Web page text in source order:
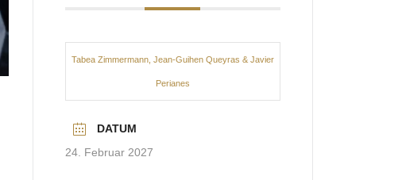
Tabea Zimmermann, Jean-Guihen Queyras & Javier
Perianes
DATUM
24. Februar 2027